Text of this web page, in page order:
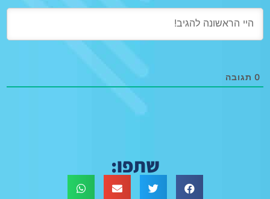
0 תגובה
שתפו: